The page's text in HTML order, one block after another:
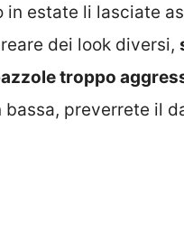
estate li lasciate
dei look diversi,
troppo
preverrete il